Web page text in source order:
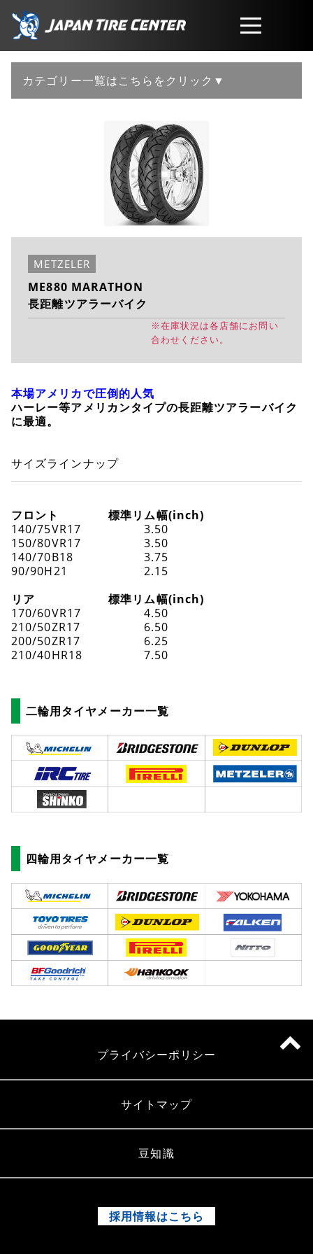
取扱商品
工賃・サービスについて
カテゴリー一覧はこちらをクリック▼
METZELER
ME880 MARATHON
長距離ツアラーバイク
※在庫状況は各店舗にお問い
合わせください。
本場アメリカで圧倒的人気
ハーレー等アメリカンタイプの長距離ツアラーバイク
に最適。
サイズラインナップ
フロント
140/75VR17
150/80VR17
140/70B18
90/90H21
リア
170/60VR17
210/50ZR17
200/50ZR17
210/40HR18
標準リム幅(inch)
3.50
3.50
3.75
2.15
標準リム幅(inch)
4.50
6.50
6.25
7.50
二輪用タイヤメーカー一覧
四輪用タイヤメーカー一覧
プライバシーポリシー
サイトマップ
豆知識
採用情報はこちら